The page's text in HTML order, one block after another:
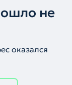
не
оказался